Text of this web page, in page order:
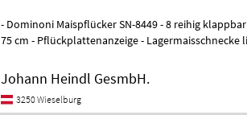
- Dominoni Maispflücker SN-8449 - 8 reihig klappbar - Reihenabstand
75 cm - Pflückplattenanzeige - Lagermaisschnecke links und rechts -
Johann Heindl GesmbH.
3250 Wieselburg